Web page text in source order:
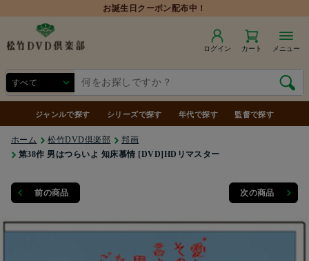
ログイン カート メニュー
ジャンルで探す シリーズで探す 年代で探す 監督で探す
ホーム 松竹DVD倶楽部
邦画
第38作 男はつらいよ 知床慕情 [DVD]HDリマスター
前の商品 次の商品